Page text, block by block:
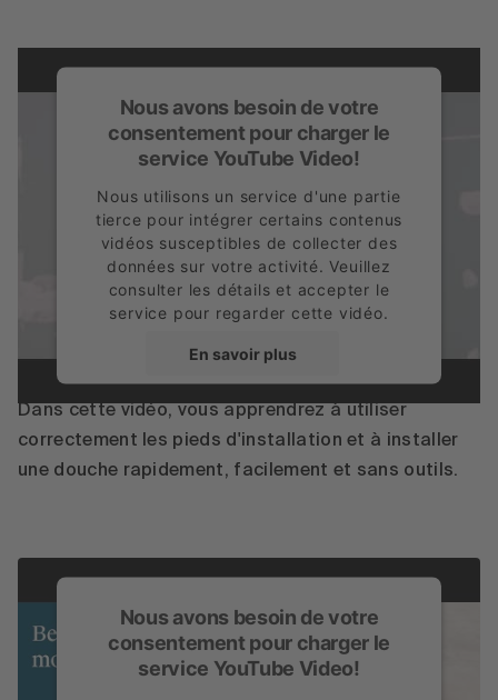
Nous avons besoin de votre
consentement pour charger le
service YouTube Video!
Nous utilisons un service d'une partie
tierce pour intégrer certains contenus
vidéos susceptibles de collecter des
données sur votre activité. Veuillez
consulter les détails et accepter le
service pour regarder cette vidéo.
En savoir plus
Accepter
powered by Usercentrics Consent
Management Platform
Installation de BetteLevel
Dans cette vidéo, vous apprendrez à utiliser
correctement les pieds d'installation et à installer
une douche rapidement, facilement et sans outils.
Nous avons besoin de votre
consentement pour charger le
service YouTube Video!